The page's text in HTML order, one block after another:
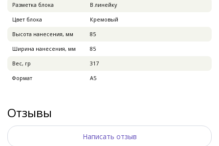
Разметка блока
В линейку
Цвет блока
Кремовый
Высота нанесения, мм
85
Ширина нанесения, мм
85
Вес, гр
317
Формат
А5
Отзывы
Написать отзыв